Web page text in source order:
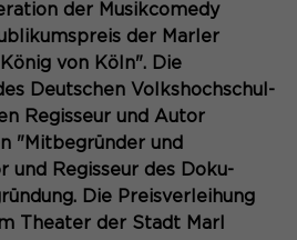
Cookies
Cookie wird beim
des Browsers wieder
vorübergehend Daten der
Sitzung.
die vom Nutzer gewählte
für die automatische
der Website.
der Musikcomedy
der Marler
von Köln". Die
Deutschen Volkshochschul-
Regisseur und Autor
"Mitbegründer und
Regisseur des Doku-
Die Preisverleihung
Theater der Stadt Marl